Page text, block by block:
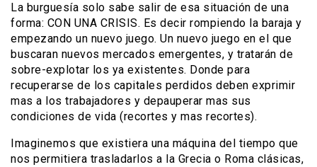
La burguesía solo sabe salir de esa situación de una
forma: CON UNA CRISIS. Es decir rompiendo la baraja y
empezando un nuevo juego. Un nuevo juego en el que
buscaran nuevos mercados emergentes, y tratarán de
sobre-explotar los ya existentes. Donde para
recuperarse de los capitales perdidos deben exprimir
mas a los trabajadores y depauperar mas sus
condiciones de vida (recortes y mas recortes).
Imaginemos que existiera una máquina del tiempo que
nos permitiera trasladarlos a la Grecia o Roma clásicas,